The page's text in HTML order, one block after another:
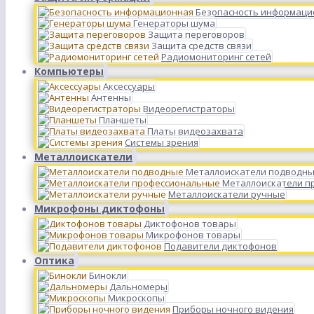
Безопасность
Генераторы шума
Защита переговоров
Защита средств связи
Радиомониторинг сетей
Компьютеры
Аксессуары
Антенны
Видеорегистраторы
Планшеты
Платы видеозахвата
Системы зрения
Металлоискатели
Металлоискатели
Металлоискатели
Металлоискатели ручные
Микрофоны диктофоны
Диктофонов товары
Микрофонов товары
Подавители диктофонов
Оптика
Бинокли
Дальномеры
Микроскопы
Приборы ночного видения